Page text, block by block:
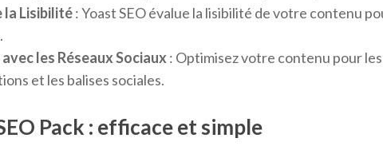
la Lisibilité: Yoast SEO évalue la lisibilité de votre contenu
les Réseaux Sociaux : Optimisez votre contenu pour
et les balises sociales.
Pack : efficace et simple